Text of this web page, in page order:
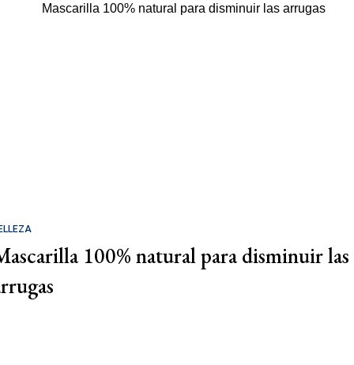
100% natural para disminuir las